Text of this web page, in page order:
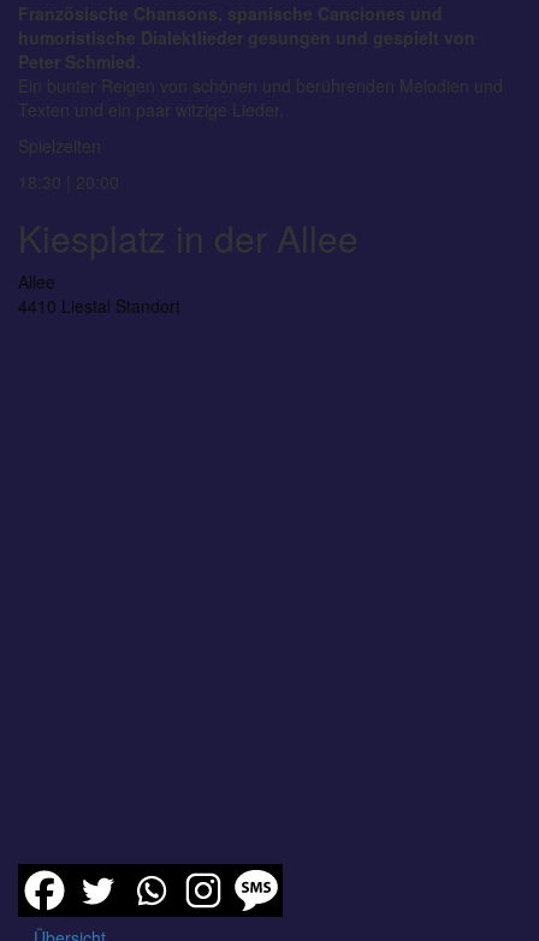
Französische Chansons, spanische Canciones und
humoristische Dialektlieder gesungen und gespielt von
Peter Schmied.
Ein bunter Reigen von schönen und berührenden Melodien und
Texten und ein paar witzige Lieder.
Spielzeiten
18:30 | 20:00
Kiesplatz in der Allee
Allee
4410 Liestal Standort